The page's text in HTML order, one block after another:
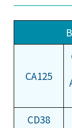
CA125
CD38